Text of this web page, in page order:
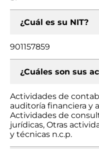
¿Cuál es su NIT?
901157859
¿Cuáles son sus
Actividades de
auditoría financiera y
Actividades de
jurídicas, Otras
y técnicas n.c.p.